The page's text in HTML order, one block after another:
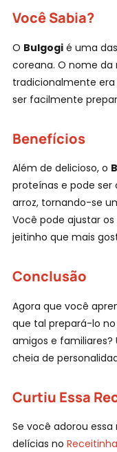
Você Sabia?
O Bulgogi é uma
coreana. O nome da
tradicionalmente era
ser facilmente
Benefícios
Além de delicioso, o
proteínas e pode
arroz, tornando-se
Você pode ajustar
jeitinho que mais
Conclusão
Agora que você
que tal prepará-lo
amigos e familiares?
cheia de
Curtiu Essa
Se você adorou
delícias no